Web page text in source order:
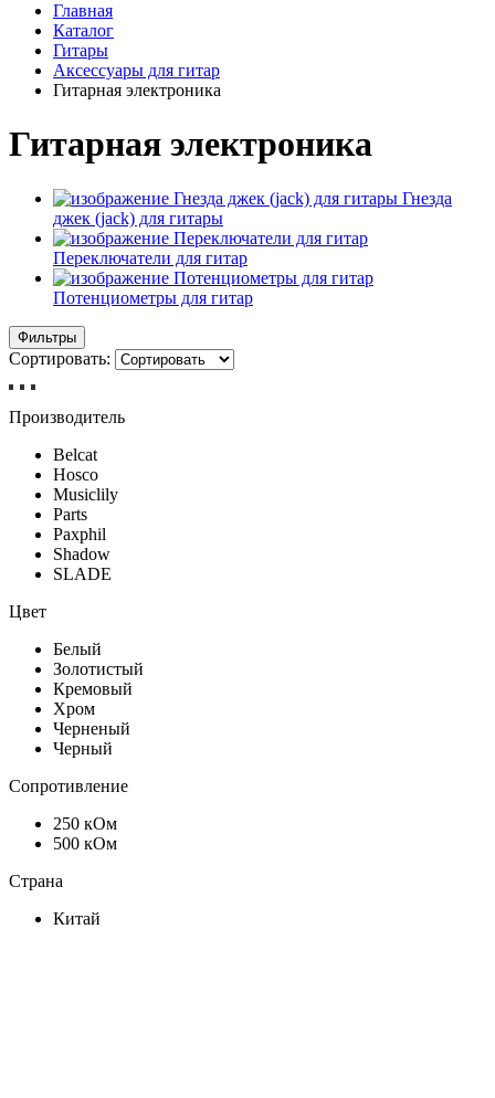
Главная
Каталог
Гитары
Аксессуары для гитар
Гитарная электроника
Гитарная электроника
Гнезда
джек (jack) для гитары
Переключатели для гитар
Потенциометры для гитар
Фильтры
Сортировать:
Производитель
Belcat
Hosco
Musiclily
Parts
Paxphil
Shadow
SLADE
Цвет
Белый
Золотистый
Кремовый
Хром
Черненый
Черный
Сопротивление
250 кОм
500 кОм
Страна
Китай